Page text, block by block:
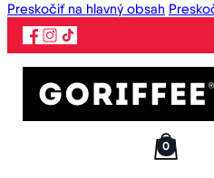
Preskočiť na hlavný obsah
0